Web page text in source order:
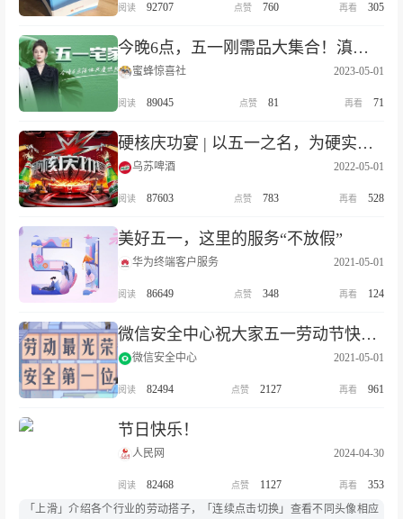
92707 760 305
今晚6点，五一刚需品大集合！滇东南私家团、宝藏面膜组合...超多爆款霸屏！千万别走开！
蜜蜂惊喜社 2023-05-01
89045 81 71
硬核庆功宴 | 以五一之名，为硬实力劳动者干杯！
乌苏啤酒 2022-05-01
87603 783 528
美好五一，这里的服务“不放假”
华为终端客户服务 2021-05-01
86649 348 124
微信安全中心祝大家五一劳动节快乐！
微信安全中心 2021-05-01
82494 2127 961
节日快乐！
人民网 2024-04-30
82468 1127
353
「上滑」介绍各个行业的劳动搭子，「连续点击切换」查看不同头像相应